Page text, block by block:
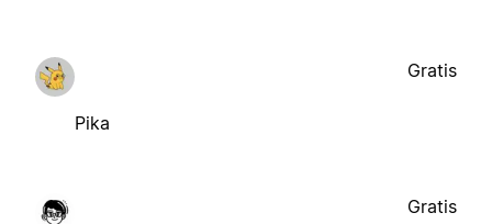
Pika
Gratis
Gratis